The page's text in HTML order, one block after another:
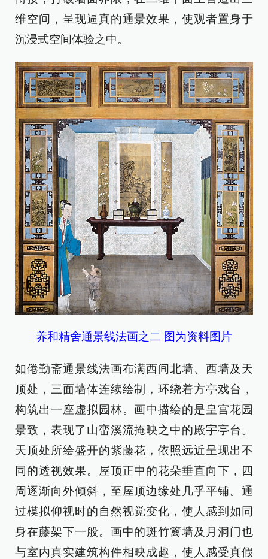
维空间，呈现逼真的通景效果，使观者置身于
沉浸式空间体验之中。
养和精舍通景线法画之二 图为资料图片
如倦勤斋通景线法画布满西间北墙、西墙及天
顶处，三面墙体连续绘制，环绕着方亭戏台，
构筑出一座虚拟园林。画中描绘的是皇宫花园
景致，表现了山峦溪流掩映之中的殿宇亭台。
天顶处所绘盛开的紫藤花，依照远近呈现出不
同的透视效果。屋顶正中的花朵垂直向下，四
周逐渐向外倾斜，至屋顶边缘处几乎平铺。通
过模拟仰视时的自然视觉变化，使人感到如同
身在藤架下一般。画中的斑竹篱墙及月洞门也
与室内真实建筑构件相映成趣，使人感受真假